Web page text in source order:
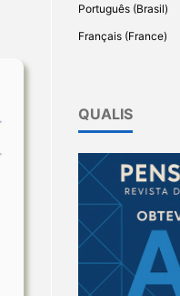
Português (Brasil)
Français (France)
QUALIS